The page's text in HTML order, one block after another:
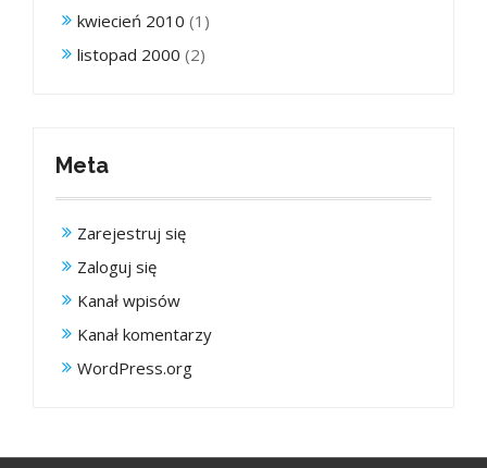
kwiecień 2010 (1)
listopad 2000 (2)
Meta
Zarejestruj się
Zaloguj się
Kanał wpisów
Kanał komentarzy
WordPress.org